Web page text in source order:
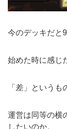
今のデッキだと
始めた時に感じ
「差」というも
運営は同等の横
したいのか。